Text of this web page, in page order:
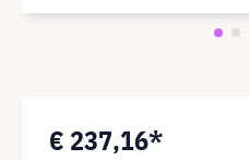
€ 237,16*